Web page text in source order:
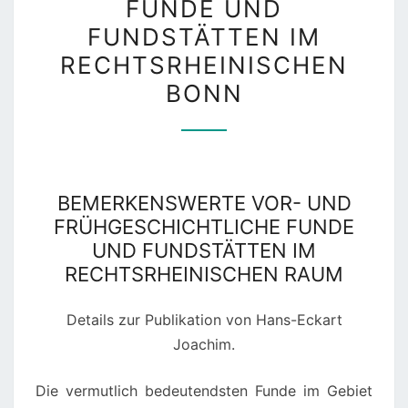
A
T
I
O
:
B
E
M
R
K
N
FUNDE UND
FUNDSTÄTTEN IM
RECHTSRHEINISCHEN
BONN
BEMERKENSWERTE VOR- UND
FRÜHGESCHICHTLICHE FUNDE
UND FUNDSTÄTTEN IM
RECHTSRHEINISCHEN RAUM
Details zur Publikation von Hans-Eckart
Joachim.
Die vermutlich bedeutendsten Funde im Gebiet